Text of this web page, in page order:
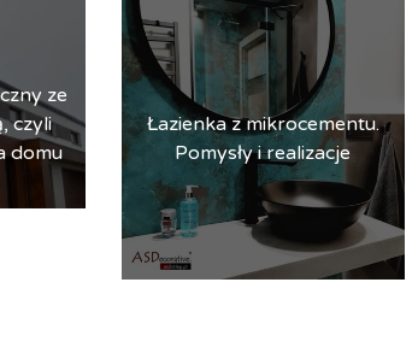
ze
czyli
domu
Łazienka z mikrocementu.
Pomysły i realizacje